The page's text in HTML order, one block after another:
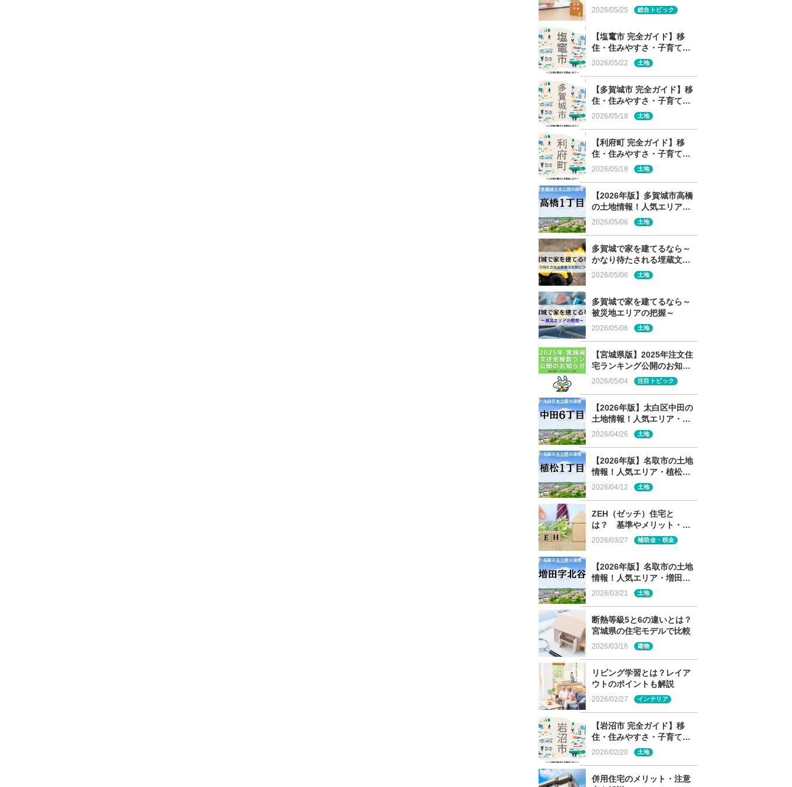
窓口の 土地情報・メーカー
経営審査・専門性の違い
2026/05/25 総合トピック
【塩竃市 完全ガイド】移
住・住みやすさ・子育て～
この街が選ばれる理由と
2026/05/22 土地
【多賀城市 完全ガイド】移
住・住みやすさ・子育て～
この街が選ばれる理由と
2026/05/18 土地
【利府町 完全ガイド】移
住・住みやすさ・子育て～
この街が選ばれる理由と
2026/05/18 土地
【2026年版】多賀城市高橋
の土地情報！人気エリア・
高橋1丁目の未公開分譲地を
2026/05/06 土地
多賀城で家を建てるなら～
かなり待たされる埋蔵文化
財について～
2026/05/06 土地
多賀城で家を建てるなら～
被災地エリアの把握～
2026/05/06 土地
【宮城県版】2025年注文住
宅ランキング公開のお知ら
せ
2026/05/04 注目トピック
【2026年版】太白区中田の
土地情報！人気エリア・中
田6丁目の未公開分譲地を解
2026/04/26 土地
【2026年版】名取市の土地
情報！人気エリア・植松の
未公開分譲地を解説
2026/04/12 土地
ZEH（ゼッチ）住宅と
は？ 基準やメリット・デ
メリット・補助金制度を解
2026/03/27 補助金・税金
【2026年版】名取市の土地
情報！人気エリア・増田の
未公開分譲地を解説
2026/03/21 土地
断熱等級5と6の違いとは？
宮城県の住宅モデルで比較
2026/03/16 建物
リビング学習とは？レイア
ウトのポイントも解説
2026/02/27 インテリア
【岩沼市 完全ガイド】移
住・住みやすさ・子育て～
この街が選ばれる理由と
2026/02/20 土地
併用住宅のメリット・注意